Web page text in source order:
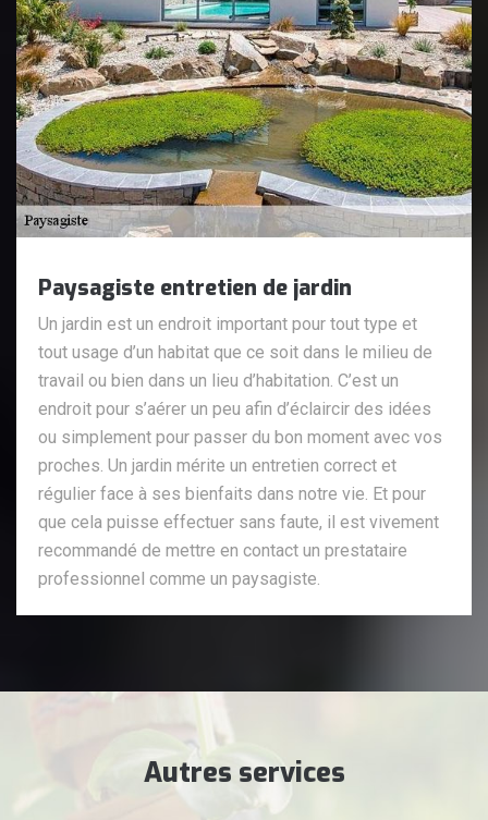
Paysagiste entretien de jardin
Un jardin est un endroit important pour tout type et
tout usage d’un habitat que ce soit dans le milieu de
travail ou bien dans un lieu d’habitation. C’est un
endroit pour s’aérer un peu afin d’éclaircir des idées
ou simplement pour passer du bon moment avec vos
proches. Un jardin mérite un entretien correct et
régulier face à ses bienfaits dans notre vie. Et pour
que cela puisse effectuer sans faute, il est vivement
recommandé de mettre en contact un prestataire
professionnel comme un paysagiste.
Autres services